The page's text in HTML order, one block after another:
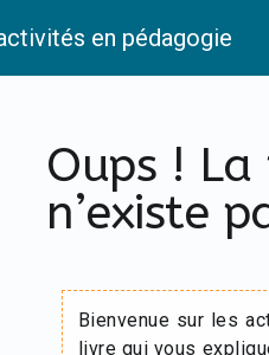
en pédagogie
Oups !
n’existe
Bienvenue sur les
livre qui vous